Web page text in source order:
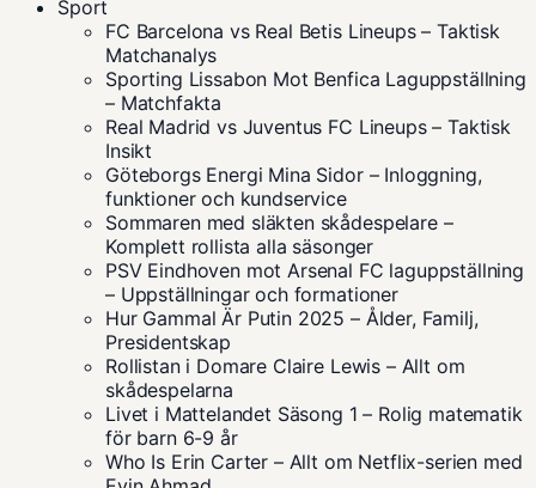
Sport
FC Barcelona vs Real Betis Lineups – Taktisk
Matchanalys
Sporting Lissabon Mot Benfica Laguppställning
– Matchfakta
Real Madrid vs Juventus FC Lineups – Taktisk
Insikt
Göteborgs Energi Mina Sidor – Inloggning,
funktioner och kundservice
Sommaren med släkten skådespelare –
Komplett rollista alla säsonger
PSV Eindhoven mot Arsenal FC laguppställning
– Uppställningar och formationer
Hur Gammal Är Putin 2025 – Ålder, Familj,
Presidentskap
Rollistan i Domare Claire Lewis – Allt om
skådespelarna
Livet i Mattelandet Säsong 1 – Rolig matematik
för barn 6-9 år
Who Is Erin Carter – Allt om Netflix-serien med